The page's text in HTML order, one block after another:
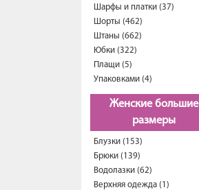
Шарфы и платки (37)
Шорты (462)
Штаны (662)
Юбки (322)
Плащи (5)
Упаковками (4)
Женские большие
размеры
Блузки (153)
Брюки (139)
Водолазки (62)
Верхняя одежда (1)